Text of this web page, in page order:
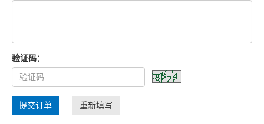
验证码：
提交订单 重新填写